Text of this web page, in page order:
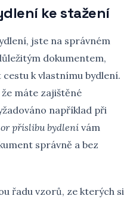
ke stažení
jste na správném
dokumentem,
k vlastnímu bydlení.
máte zajištěné
například při
příslibu bydlení vám
správně a bez
řadu vzorů, ze kterých si